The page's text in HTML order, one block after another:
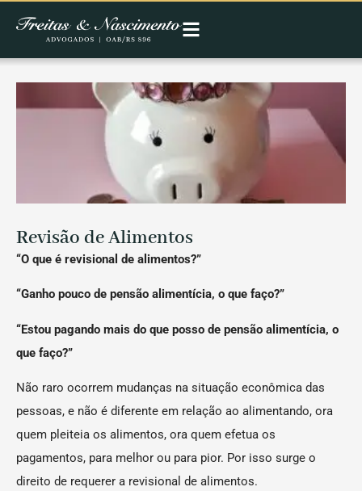
Revisão de Alimentos
“O que é revisional de alimentos?”
“Ganho pouco de pensão alimentícia, o que faço?”
“Estou pagando mais do que posso de pensão alimentícia, o
que faço?”
Não raro ocorrem mudanças na situação econômica das
pessoas, e não é diferente em relação ao alimentando, ora
quem pleiteia os alimentos, ora quem efetua os
pagamentos, para melhor ou para pior. Por isso surge o
direito de requerer a revisional de alimentos.